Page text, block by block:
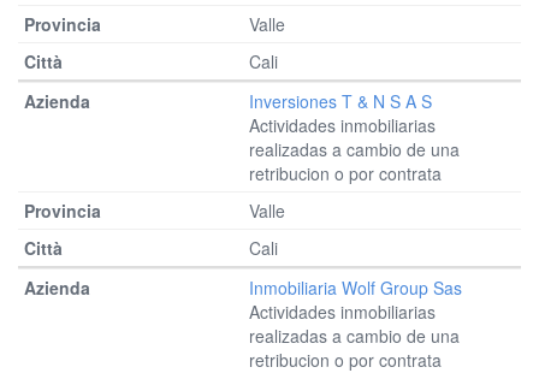
Valle
Cali
Inversiones T & N S A S
Actividades inmobiliarias
realizadas a cambio de una
retribucion o por contrata
Valle
Cali
Inmobiliaria Wolf Group Sas
Actividades inmobiliarias
realizadas a cambio de una
retribucion o por contrata